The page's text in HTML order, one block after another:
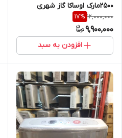
2500مارک اوساکا گاز شهری
12,000,000
17%
9,900,000
افزودن به سبد